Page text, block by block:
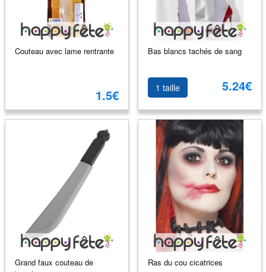
Couteau avec lame rentrante
1.5€
Bas blancs tachés de sang
1 taille 5.24€
Grand faux couteau de
Ras du cou cicatrices